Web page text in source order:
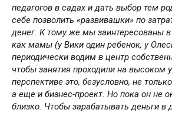
педагогов в садах и дать выбор тем
себе позволить «развивашки» по
денег. К тому же мы заинтересованы в
как мамы (у Вики один ребенок, у
периодически водим в центр
чтобы занятия проходили на высоком
перспективе это, безусловно, не
а еще и бизнес-проект. Но пока он не
близко. Чтобы зарабатывать деньги